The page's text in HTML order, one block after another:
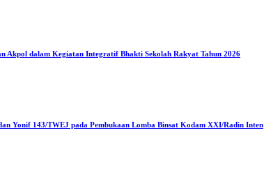
Akpol dalam Kegiatan Integratif Bhakti Sekolah Rakyat Tahun 2026
Yonif 143/TWEJ pada Pembukaan Lomba Binsat Kodam XXI/Radin Inten